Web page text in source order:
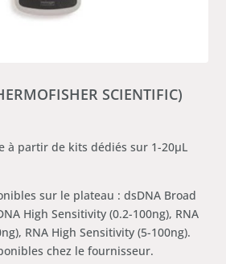
SCIENTIFIC)
à partir de kits dédiés sur 1-20µL
sur le plateau : dsDNA Broad
High Sensitivity (0.2-100ng), RNA
RNA High Sensitivity (5-100ng).
chez le fournisseur.